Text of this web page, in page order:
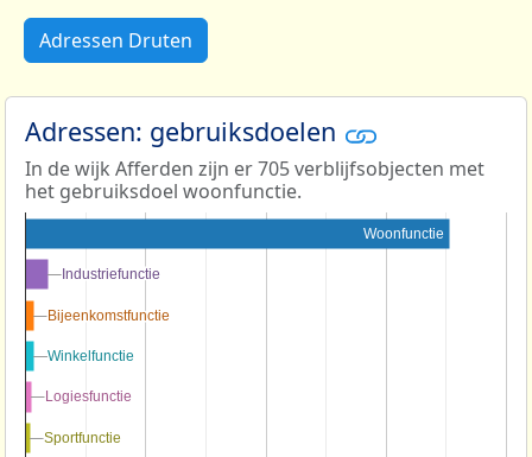
Adressen Druten
Adressen: gebruiksdoelen
In de wijk Afferden zijn er 705 verblijfsobjecten met
het gebruiksdoel woonfunctie.
Woonfunctie
Industriefunctie
Industriefunctie
Bijeenkomstfunctie
Bijeenkomstfunctie
Winkelfunctie
Winkelfunctie
Logiesfunctie
Logiesfunctie
Sportfunctie
Sportfunctie